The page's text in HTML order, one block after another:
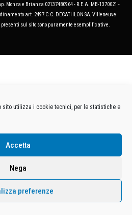
sito utilizza i cookie tecnici, per le statistiche e
Accetta
Nega
preferenze
Monza e Brianza 02137480964 - R.E.A. MB-1370021 -
art. 2497 C.C. DECATHLON SA, Villeneuve
presenti sul sito sono puramente esemplificative.